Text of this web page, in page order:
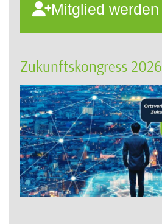
Mitglied werden
Zukunftskongress 2026